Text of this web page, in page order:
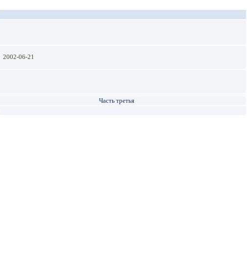
2002-06-21
Часть третья